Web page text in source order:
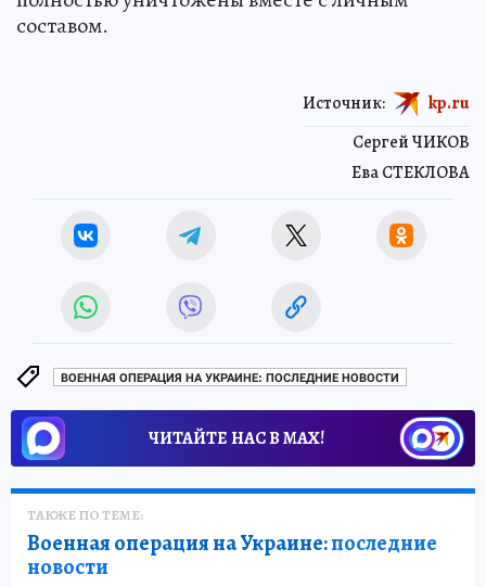
составом.
Сергей ЧИКОВ
Ева СТЕКЛОВА
Источник: kp.ru
ВОЕННАЯ ОПЕРАЦИЯ НА УКРАИНЕ: ПОСЛЕДНИЕ НОВОСТИ
ЧИТАЙТЕ НАС В МАХ!
ТАКЖЕ ПО ТЕМЕ:
Военная операция на Украине:последние
новости